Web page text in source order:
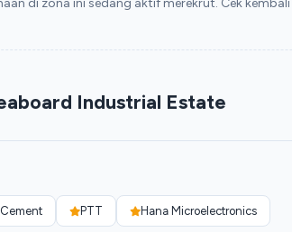
di zona ini sedang aktif merekrut. Cek
Industrial Estate
PTT Hana Microelectronics